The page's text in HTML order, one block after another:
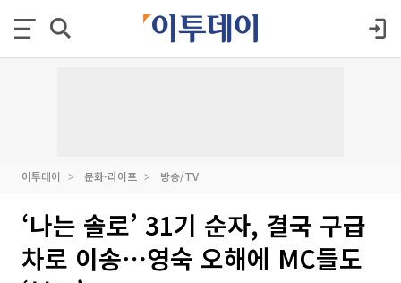
이투데이 문화·라이프 방송/TV
‘나는 솔로’ 31기 순자, 결국 구급
차로 이송⋯영숙 오해에 MC들도